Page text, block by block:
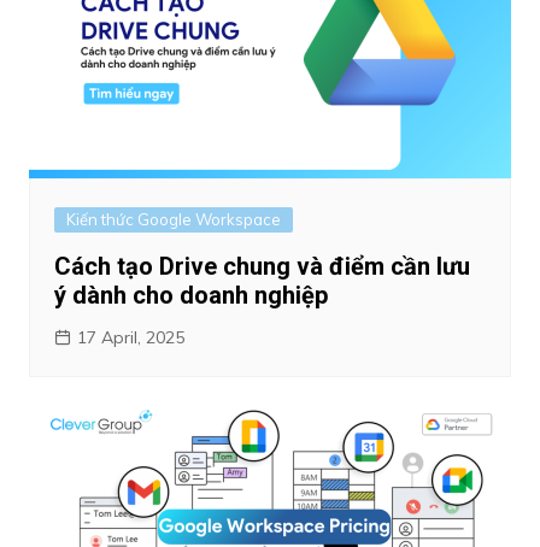
Kiến thức Google Workspace
Cách tạo Drive chung và điểm cần lưu
ý dành cho doanh nghiệp
17 April, 2025